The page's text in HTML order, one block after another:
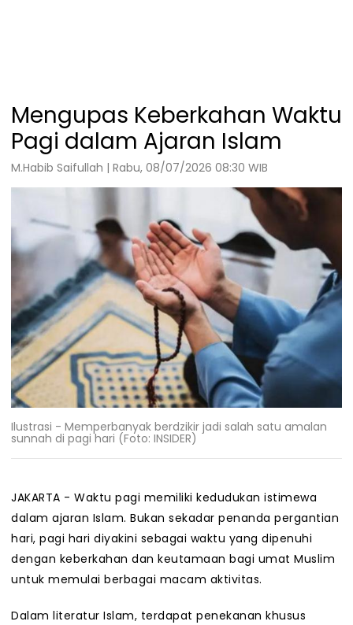
Mengupas Keberkahan Waktu
Pagi dalam Ajaran Islam
M.Habib Saifullah | Rabu, 08/07/2026 08:30 WIB
Ilustrasi - Memperbanyak berdzikir jadi salah satu amalan
sunnah di pagi hari (Foto: INSIDER)
JAKARTA - Waktu pagi memiliki kedudukan istimewa
dalam ajaran Islam. Bukan sekadar penanda pergantian
hari, pagi hari diyakini sebagai waktu yang dipenuhi
dengan keberkahan dan keutamaan bagi umat Muslim
untuk memulai berbagai macam aktivitas.
Dalam literatur Islam, terdapat penekanan khusus